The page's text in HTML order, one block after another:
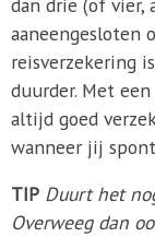
aaneengesloten
reisverzekering
duurder. Met
altijd goed
wanneer jij
TIP Duurt het
Overweeg dan